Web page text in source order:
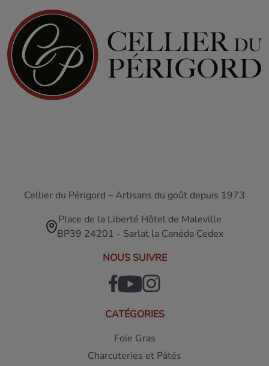
Cellier du Périgord – Artisans du goût depuis 1973
Place de la Liberté Hôtel de Maleville
BP39 24201 - Sarlat la Canéda Cedex
NOUS SUIVRE
CATÉGORIES
Foie Gras
Charcuteries et Pâtés